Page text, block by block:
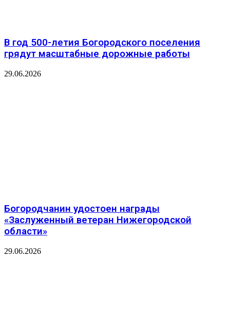
В год 500-летия Богородского поселения
грядут масштабные дорожные работы
29.06.2026
Богородчанин удостоен награды
«Заслуженный ветеран Нижегородской
области»
29.06.2026